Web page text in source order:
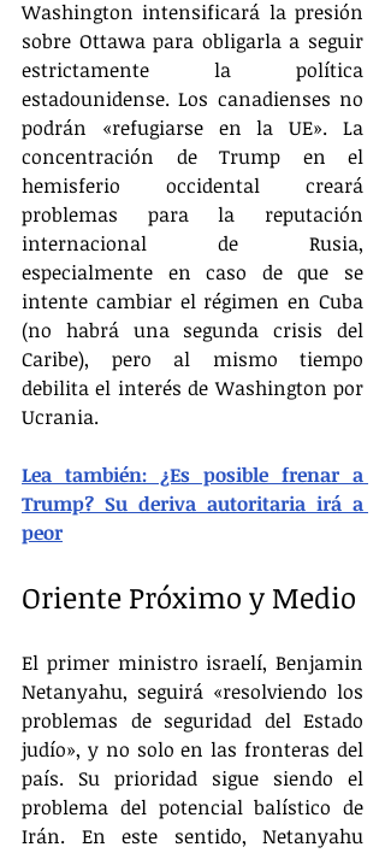
Washington intensificará la presión
sobre Ottawa para obligarla a seguir
estrictamente la política
estadounidense. Los canadienses no
podrán «refugiarse en la UE». La
concentración de Trump en el
hemisferio occidental creará
problemas para la reputación
internacional de Rusia,
especialmente en caso de que se
intente cambiar el régimen en Cuba
(no habrá una segunda crisis del
Caribe), pero al mismo tiempo
debilita el interés de Washington por
Ucrania.
Lea también: ¿Es posible frenar a
Trump? Su deriva autoritaria irá a
peor
Oriente Próximo y Medio
El primer ministro israelí, Benjamin
Netanyahu, seguirá «resolviendo los
problemas de seguridad del Estado
judío», y no solo en las fronteras del
país. Su prioridad sigue siendo el
problema del potencial balístico de
Irán. En este sentido, Netanyahu